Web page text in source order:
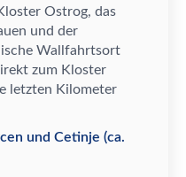
Ostrog, das
und der
Wallfahrtsort
zum Kloster
letzten Kilometer
und Cetinje (ca.